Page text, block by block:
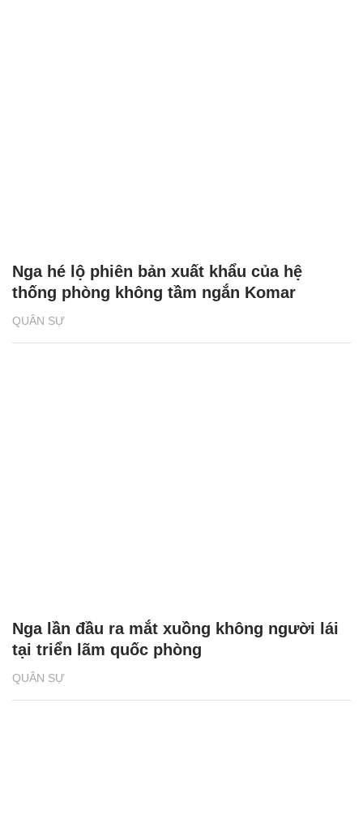
QUÂN SỰ
Nga hé lộ phiên bản xuất khẩu của hệ
thống phòng không tầm ngắn Komar
QUÂN SỰ
Nga lần đầu ra mắt xuồng không người lái
tại triển lãm quốc phòng